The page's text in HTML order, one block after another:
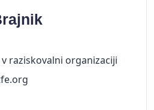
raziskovalni organizaciji